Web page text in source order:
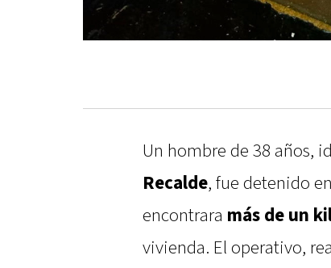
Un hombre de 38 años,
Recalde, fue detenido
encontrara más de un
vivienda. El operativo,